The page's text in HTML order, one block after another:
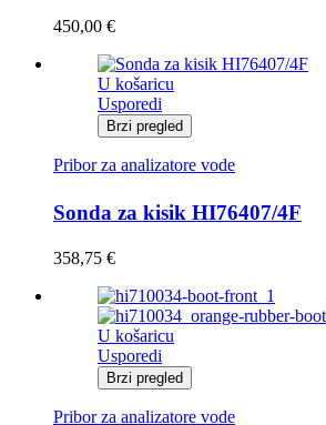
450,00 €
U košaricu
Usporedi
Brzi pregled
Pribor za analizatore vode
Sonda za kisik HI76407/4F
358,75 €
U košaricu
Usporedi
Brzi pregled
Pribor za analizatore vode